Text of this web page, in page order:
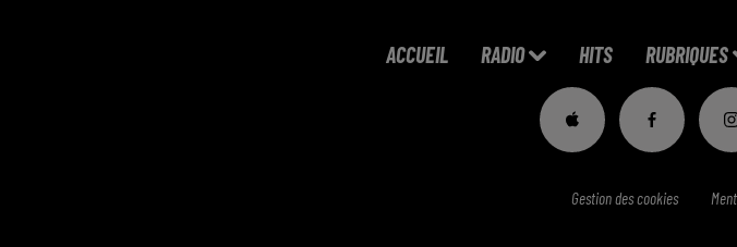
ACCUEIL RADIO HITS RUBRIQUES
Gestion des cookies